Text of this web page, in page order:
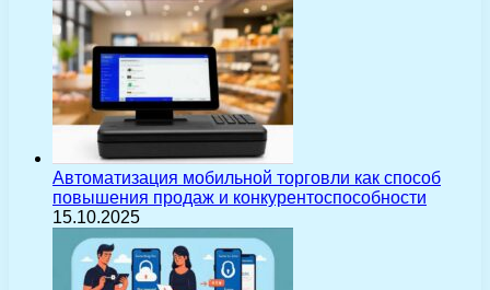
Автоматизация мобильной торговли как способ
повышения продаж и конкурентоспособности
15.10.2025